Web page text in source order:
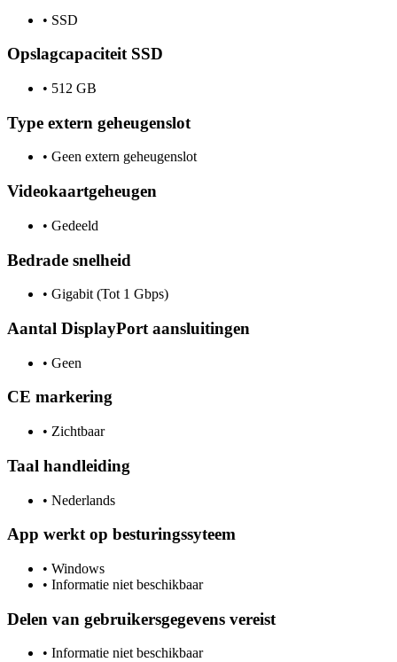
• SSD
Opslagcapaciteit SSD
• 512 GB
Type extern geheugenslot
• Geen extern geheugenslot
Videokaartgeheugen
• Gedeeld
Bedrade snelheid
• Gigabit (Tot 1 Gbps)
Aantal DisplayPort aansluitingen
• Geen
CE markering
• Zichtbaar
Taal handleiding
• Nederlands
App werkt op besturingssyteem
• Windows
• Informatie niet beschikbaar
Delen van gebruikersgegevens vereist
• Informatie niet beschikbaar